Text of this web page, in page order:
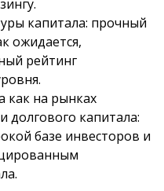
капитала: прочный
ожидается,
рейтинг
как на рынках
долгового капитала:
базе инвесторов и